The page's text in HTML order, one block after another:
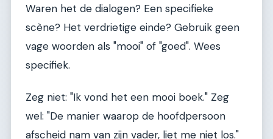
Waren het de dialogen? Een specifieke
scène? Het verdrietige einde? Gebruik geen
vage woorden als "mooi" of "goed". Wees
specifiek.
Zeg niet: "Ik vond het een mooi boek." Zeg
wel: "De manier waarop de hoofdpersoon
afscheid nam van zijn vader, liet me niet los."